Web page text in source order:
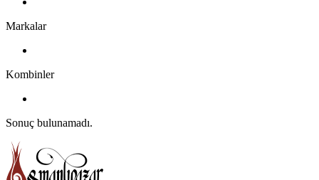
Markalar
Kombinler
Sonuç bulunamadı.